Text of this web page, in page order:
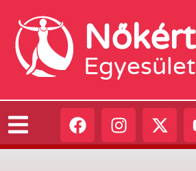
Nőkért
Egyesület